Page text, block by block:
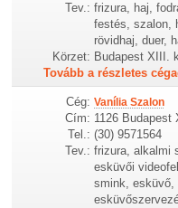
Tev.: frizura, haj,
festés, szalon,
rövidhaj, duer,
Körzet: Budapest XIII.
Tovább a részletes
Cég: Vanília Szalon
Cím: 1126
Tel.: (30) 9571564
Tev.: frizura, alkalmi
esküvői
smink, esküvő,